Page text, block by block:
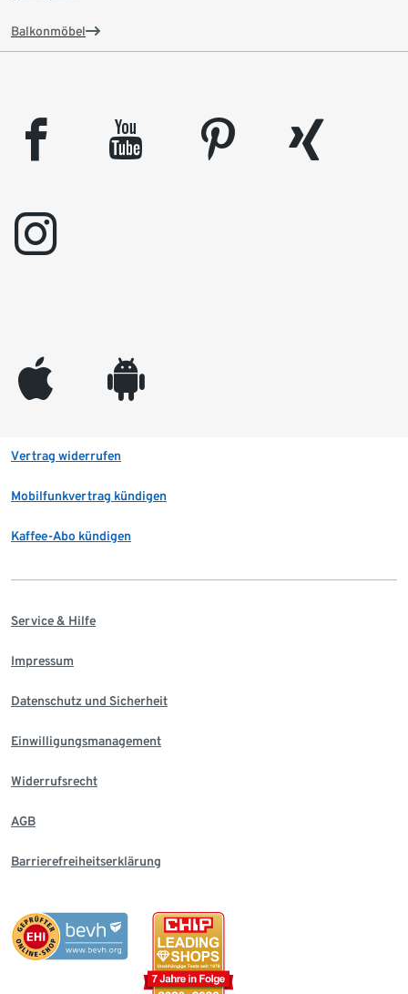
Balkonmöbel
facebook youtube pinterest
xing
instagram
appleinc android
Vertrag widerrufen
Mobilfunkvertrag kündigen
Kaffee-Abo kündigen
Service & Hilfe
Impressum
Datenschutz und Sicherheit
Einwilligungsmanagement
Widerrufsrecht
AGB
Barrierefreiheitserklärung